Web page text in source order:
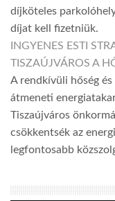
díjköteles
díjat kell fizetniük.
INGYENES ESTI
TISZAÚJVÁROS A
A rendkívüli hőség
átmeneti
Tiszaújváros
csökkentsék az
legfontosabb